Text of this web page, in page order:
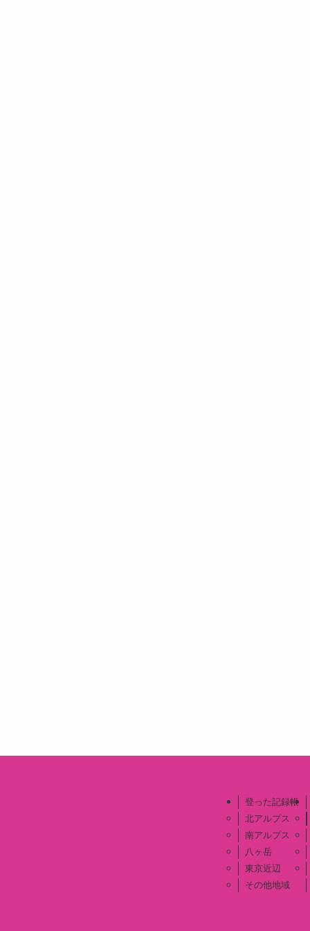
登った記録帳
北アルプス
南アルプス
八ヶ岳
東京近辺
その他地域